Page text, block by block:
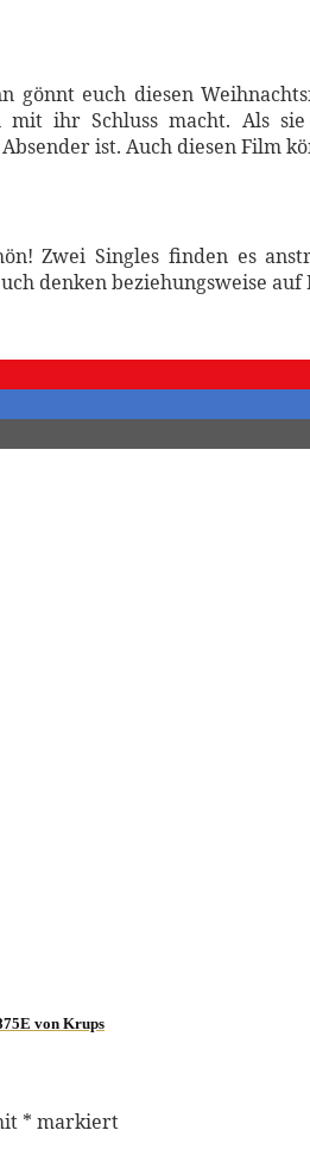
euch diesen
ihr Schluss macht. Als
ist. Auch diesen Film
Zwei Singles finden es
denken beziehungsweise auf
von Krups
* markiert